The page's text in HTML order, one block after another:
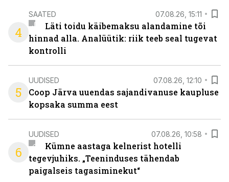
4
SAATED 07.08.26, 15:11
Läti toidu käibemaksu alandamine tõi
hinnad alla. Analüütik: riik teeb seal tugevat
kontrolli
5
UUDISED 07.08.26, 12:10
Coop Järva uuendas sajandivanuse kaupluse
kopsaka summa eest
6
UUDISED 07.08.26, 10:58
Kümne aastaga kelnerist hotelli
tegevjuhiks. „Teeninduses tähendab
paigalseis tagasiminekut“